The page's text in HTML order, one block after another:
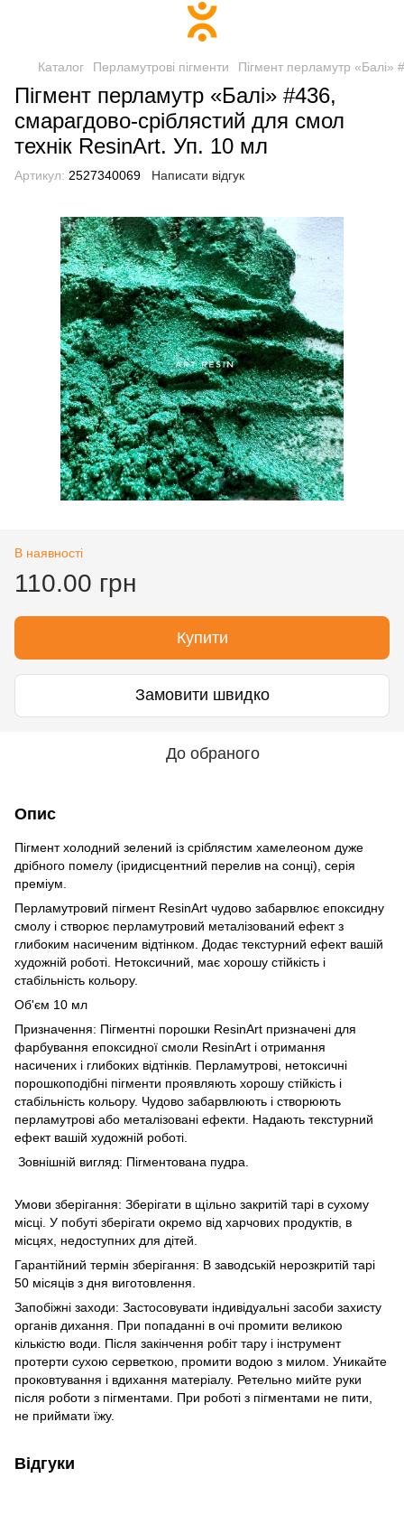
Каталог Перламутрові пігменти Пігмент перламутр «Балі»
Пігмент перламутр «Балі» #436,
смарагдово-сріблястий для смол
технік ResinArt. Уп. 10 мл
Артикул: 2527340069 Написати відгук
В наявності
110.00 грн
Купити
Замовити швидко
До обраного
Опис
Пігмент холодний зелений із сріблястим хамелеоном дуже
дрібного помелу (іридисцентний перелив на сонці), серія
преміум.
Перламутровий пігмент ResinArt чудово забарвлює епоксидну
смолу і створює перламутровий металізований ефект з
глибоким насиченим відтінком. Додає текстурний ефект вашій
художній роботі. Нетоксичний, має хорошу стійкість і
стабільність кольору.
Об'єм 10 мл
Призначення: Пігментні порошки ResinArt призначені для
фарбування епоксидної смоли ResinArt і отримання
насичених і глибоких відтінків. Перламутрові, нетоксичні
порошкоподібні пігменти проявляють хорошу стійкість і
стабільність кольору. Чудово забарвлюють і створюють
перламутрові або металізовані ефекти. Надають текстурний
ефект вашій художній роботі.
Зовнішній вигляд: Пігментована пудра.
Умови зберігання: Зберігати в щільно закритій тарі в сухому
місці. У побуті зберігати окремо від харчових продуктів, в
місцях, недоступних для дітей.
Гарантійний термін зберігання: В заводській нерозкритій тарі
50 місяців з дня виготовлення.
Запобіжні заходи: Застосовувати індивідуальні засоби захисту
органів дихання. При попаданні в очі промити великою
кількістю води. Після закінчення робіт тару і інструмент
протерти сухою серветкою, промити водою з милом. Уникайте
проковтування і вдихання матеріалу. Ретельно мийте руки
після роботи з пігментами. При роботі з пігментами не пити,
не приймати їжу.
Відгуки